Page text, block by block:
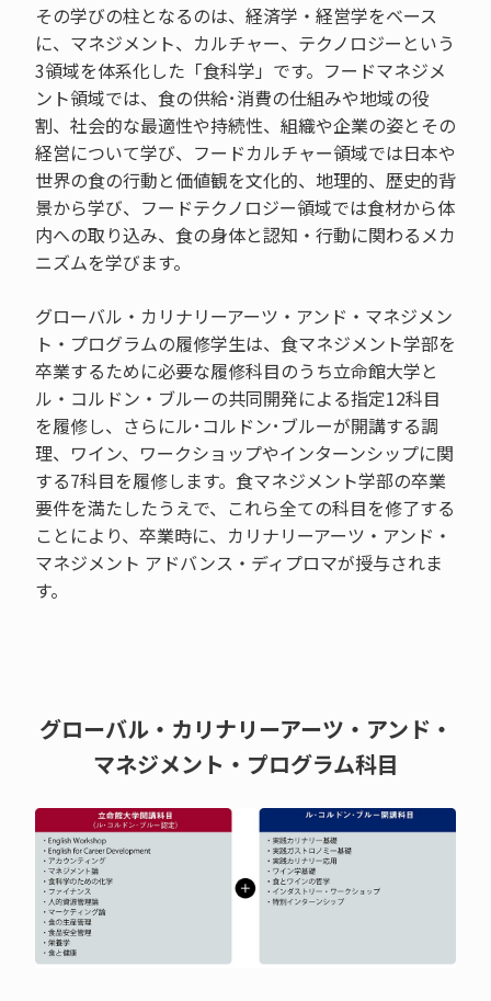
その学びの柱となるのは、経済学・経営学をベース
に、マネジメント、カルチャー、テクノロジーという
3領域を体系化した「食科学」です。フードマネジメ
ント領域では、食の供給･消費の仕組みや地域の役
割、社会的な最適性や持続性、組織や企業の姿とその
経営について学び、フードカルチャー領域では日本や
世界の食の行動と価値観を文化的、地理的、歴史的背
景から学び、フードテクノロジー領域では食材から体
内への取り込み、食の身体と認知・行動に関わるメカ
ニズムを学びます。
グローバル・カリナリーアーツ・アンド・マネジメン
ト・プログラムの履修学生は、食マネジメント学部を
卒業するために必要な履修科目のうち立命館大学と
ル・コルドン・ブルーの共同開発による指定12科目
を履修し、さらにル･コルドン･ブルーが開講する調
理、ワイン、ワークショップやインターンシップに関
する7科目を履修します。食マネジメント学部の卒業
要件を満たしたうえで、これら全ての科目を修了する
ことにより、卒業時に、カリナリーアーツ・アンド・
マネジメント アドバンス・ディプロマが授与されま
す。
グローバル・カリナリーアーツ・アンド・
マネジメント・プログラム科目